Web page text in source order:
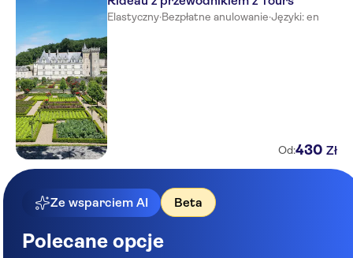
Elastyczny·Bezpłatne anulowanie·Języki: en
Od:430 Zł
Ze wsparciem AI Beta
Polecane opcje